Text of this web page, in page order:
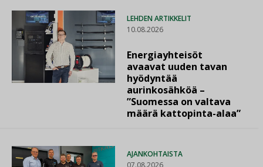
LEHDEN ARTIKKELIT
10.08.2026
Energiayhteisöt
avaavat uuden tavan
hyödyntää
aurinkosähköä –
”Suomessa on valtava
määrä kattopinta-alaa”
AJANKOHTAISTA
07.08.2026